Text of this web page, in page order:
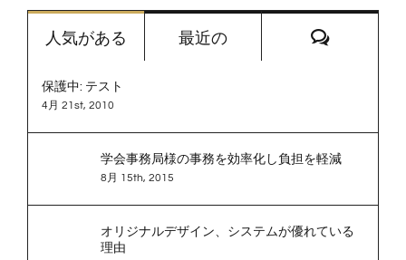
人気がある 最近の
コ
保護中: テスト
4月 21st, 2010
学会事務局様の事務を効率化し負担を軽減
8月 15th, 2015
オリジナルデザイン、システムが優れている
理由